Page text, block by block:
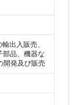
出入販売、
部品、機器な
開発及び販売